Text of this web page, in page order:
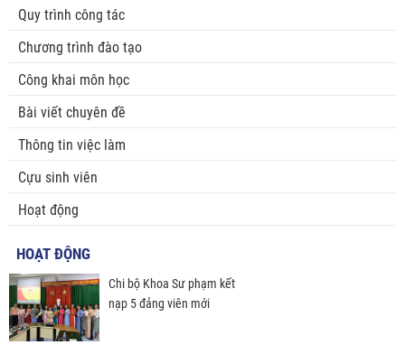
Quy trình công tác
Chương trình đào tạo
Công khai môn học
Bài viết chuyên đề
Thông tin việc làm
Cựu sinh viên
Hoạt động
HOẠT ĐỘNG
Chi bộ Khoa Sư phạm kết
nạp 5 đảng viên mới